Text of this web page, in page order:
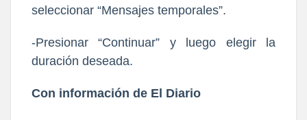
seleccionar “Mensajes temporales”.
-Presionar “Continuar” y luego elegir la
duración deseada.
Con información de El Diario